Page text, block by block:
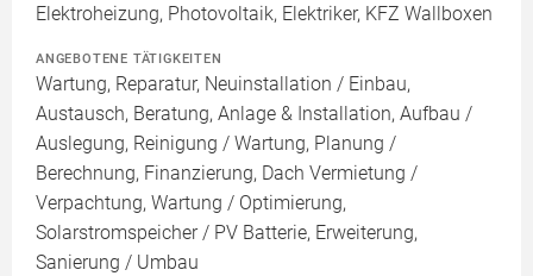
Elektroheizung, Photovoltaik, Elektriker, KFZ Wallboxen
ANGEBOTENE TÄTIGKEITEN
Wartung, Reparatur, Neuinstallation / Einbau,
Austausch, Beratung, Anlage & Installation, Aufbau /
Auslegung, Reinigung / Wartung, Planung /
Berechnung, Finanzierung, Dach Vermietung /
Verpachtung, Wartung / Optimierung,
Solarstromspeicher / PV Batterie, Erweiterung,
Sanierung / Umbau